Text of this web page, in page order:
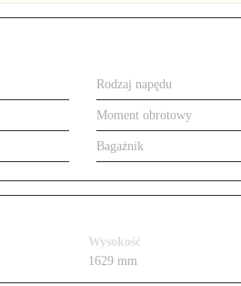
Rodzaj napędu
Moment obrotowy
Bagażnik
Wysokość
1629 mm